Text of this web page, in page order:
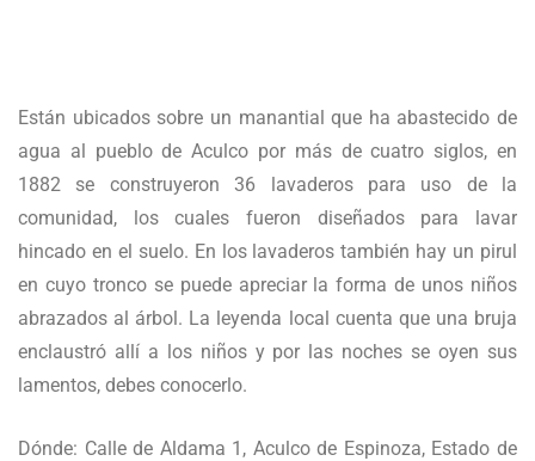
Están ubicados sobre un manantial que ha abastecido de
agua al pueblo de Aculco por más de cuatro siglos, en
1882 se construyeron 36 lavaderos para uso de la
comunidad, los cuales fueron diseñados para lavar
hincado en el suelo. En los lavaderos también hay un pirul
en cuyo tronco se puede apreciar la forma de unos niños
abrazados al árbol. La leyenda local cuenta que una bruja
enclaustró allí a los niños y por las noches se oyen sus
lamentos, debes conocerlo.
Dónde: Calle de Aldama 1, Aculco de Espinoza, Estado de